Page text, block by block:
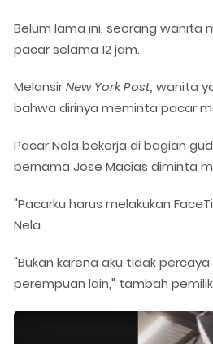
Belum lama ini, seorang wanita
pacar selama 12 jam.
MelansirNew York Post, wanita
bahwa dirinya meminta pacar
Pacar Nela bekerja di bagian
bernama Jose Macias diminta
"Pacarku harus melakukan
Nela.
"Bukan karena aku tidak
perempuan lain," tambah